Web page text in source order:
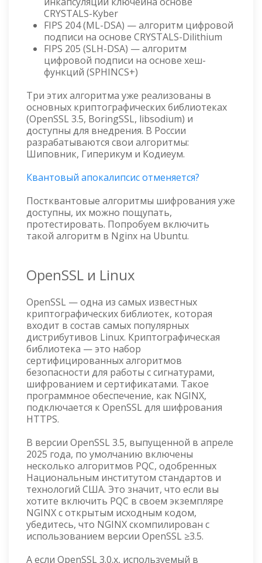
CRYSTALS-Kyber
FIPS 204 (ML-DSA) — алгоритм цифровой
подписи на основе CRYSTALS-Dilithium
FIPS 205 (SLH-DSA) — алгоритм
цифровой подписи на основе хеш-
функций (SPHINCS+)
Три этих алгоритма уже реализованы в
основных криптографических библиотеках
(OpenSSL 3.5, BoringSSL, libsodium) и
доступны для внедрения. В России
разрабатываются свои алгоритмы:
Шиповник, Гиперикум и Кодиеум.
Квантовый апокалипсис отменяется?
Постквантовые алгоритмы шифрования уже
доступны, их можно пощупать,
протестировать. Попробуем включить
такой алгоритм в Nginx на Ubuntu.
OpenSSL и Linux
OpenSSL — одна из самых известных
криптографических библиотек, которая
входит в состав самых популярных
дистрибутивов Linux. Криптографическая
библиотека — это набор
сертифицированных алгоритмов
безопасности для работы с сигнатурами,
шифрованием и сертификатами. Такое
программное обеспечение, как NGINX,
подключается к OpenSSL для шифрования
HTTPS.
В версии OpenSSL 3.5, выпущенной в апреле
2025 года, по умолчанию включены
несколько алгоритмов PQC, одобренных
Национальным институтом стандартов и
технологий США. Это значит, что если вы
хотите включить PQC в своем экземпляре
NGINX с открытым исходным кодом,
убедитесь, что NGINX скомпилирован с
использованием версии OpenSSL ≥3.5.
А если OpenSSL 3.0.x, используемый в